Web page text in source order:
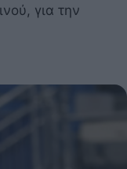
για την